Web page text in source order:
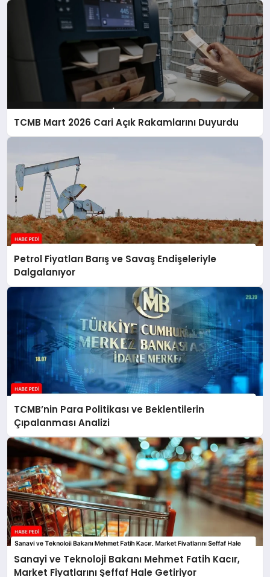
TCMB Mart 2026 Cari Açık Rakamlarını Duyurdu
Petrol Fiyatları Barış ve Savaş Endişeleriyle
Dalgalanıyor
TCMB’nin Para Politikası ve Beklentilerin
Çıpalanması Analizi
Sanayi ve Teknoloji Bakanı Mehmet Fatih Kacır,
Market Fiyatlarını Şeffaf Hale Getiriyor